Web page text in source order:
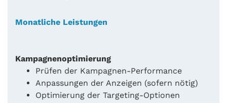
Monatliche Leistungen
Kampagnenoptimierung
Prüfen der Kampagnen-Performance
Anpassungen der Anzeigen (sofern nötig)
Optimierung der Targeting-Optionen